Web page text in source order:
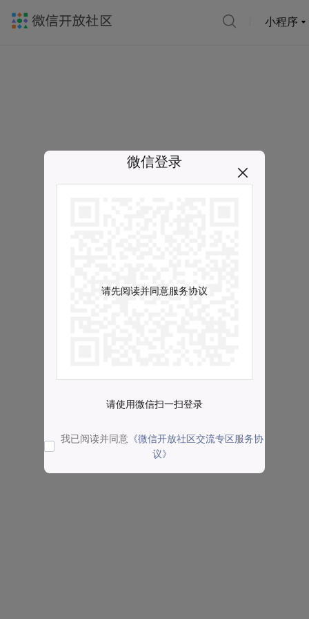
小程序
微信登录
请先阅读并同意服务协议
请使用微信扫一扫登录
我已阅读并同意 《微信开放社区交流专区服务协
议》